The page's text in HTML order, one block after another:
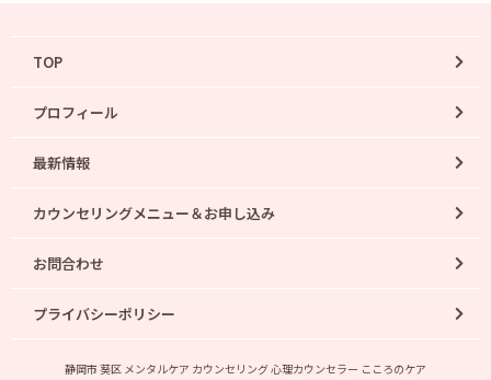
TOP
プロフィール
最新情報
カウンセリングメニュー＆お申し込み
お問合わせ
プライバシーポリシー
静岡市 葵区 メンタルケア カウンセリング 心理カウンセラー こころのケア